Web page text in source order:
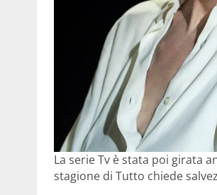
La serie Tv è stata poi girata
stagione di Tutto chiede